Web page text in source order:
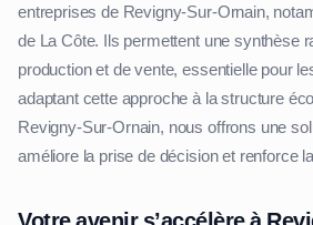
entreprises de Revigny-Sur-Ornain,
de La Côte. Ils permettent une synthèse
production et de vente, essentielle pour
adaptant cette approche à la structure
Revigny-Sur-Ornain, nous offrons une
améliore la prise de décision et renforce